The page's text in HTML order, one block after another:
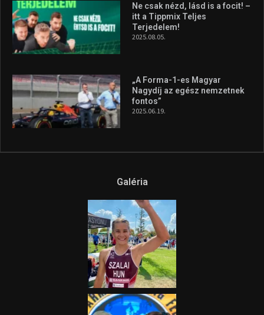
Ne csak nézd, lásd is a focit! –
itt a Tippmix Teljes
Terjedelem!
2025.08.05.
„A Forma-1-es Magyar
Nagydíj az egész nemzetnek
fontos”
2025.06.19.
Galéria